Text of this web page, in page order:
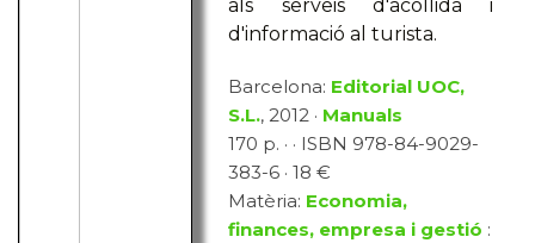
als serveis d'acollida i
d'informació al turista.
Barcelona: Editorial UOC,
S.L., 2012 · Manuals
170 p. · · ISBN 978-84-9029-
383-6 · 18 €
Matèria: Economia,
finances, empresa i gestió :